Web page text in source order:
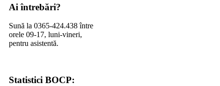
Ai întrebări?
Sună la 0365-424.438 între
orele 09-17, luni-vineri,
pentru asistentă.
Statistici BOCP: